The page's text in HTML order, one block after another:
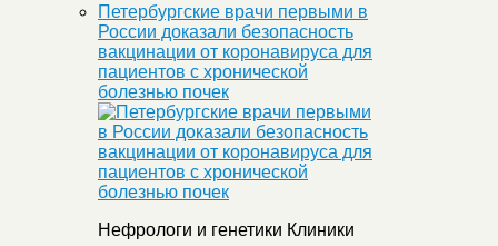
Петербургские врачи первыми в
России доказали безопасность
вакцинации от коронавируса для
пациентов с хронической
болезнью почек
Нефрологи и генетики Клиники